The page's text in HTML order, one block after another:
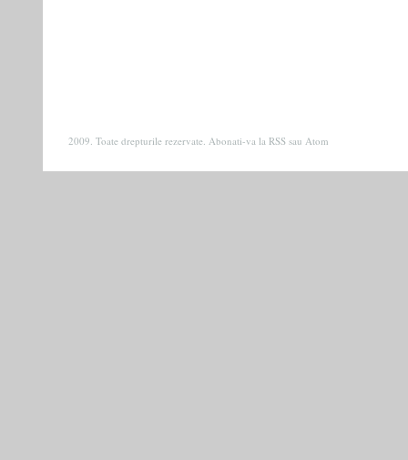
2009. Toate drepturile rezervate. Abonati-va la RSS sau Atom